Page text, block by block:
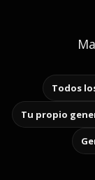
Todos
Tu propio